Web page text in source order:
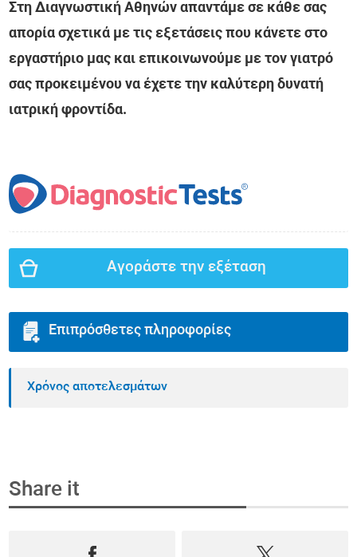
Στη Διαγνωστική Αθηνών απαντάμε σε κάθε σας
απορία σχετικά με τις εξετάσεις που κάνετε στο
εργαστήριο μας και επικοινωνούμε με τον γιατρό
σας προκειμένου να έχετε την καλύτερη δυνατή
ιατρική φροντίδα.
Αγοράστε την εξέταση
Επιπρόσθετες πληροφορίες
Χρόνος αποτελεσμάτων
Share it